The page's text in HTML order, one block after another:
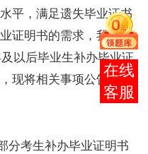
平，满足遗失毕业证书
证明书的需求，我院依
以后毕业生补办毕业证
现将相关事项公告如
分考生补办毕业证明书
报考
咨询